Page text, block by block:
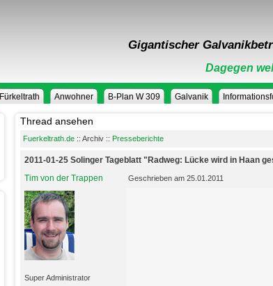
Gigantischer
Dagegen
Fürkeltrath Anwohner B-Plan W 309 Galvanik
Thread ansehen
Fuerkeltrath.de :: Archiv :: Presseberichte
2011-01-25 Solinger Tageblatt "Radweg: Lücke wird in Haan
Tim von der Trappen
Geschrieben am 25.01.2011
Super Administrator